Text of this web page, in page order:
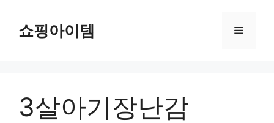
쇼핑아이템 메
3살아기장난감